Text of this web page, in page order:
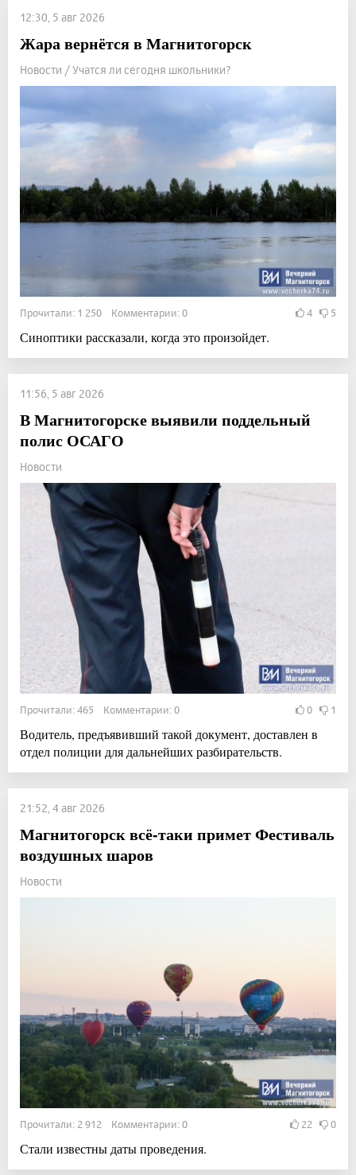
12:30, 5 авг 2026
Жара вернётся в Магнитогорск
Новости / Учатся ли сегодня школьники?
Прочитали: 1 250 Комментарии: 0 4 5
Синоптики рассказали, когда это произойдет.
11:56, 5 авг 2026
В Магнитогорске выявили поддельный
полис ОСАГО
Новости
Прочитали: 465 Комментарии: 0 0 1
Водитель, предъявивший такой документ, доставлен в
отдел полиции для дальнейших разбирательств.
21:52, 4 авг 2026
Магнитогорск всё-таки примет Фестиваль
воздушных шаров
Новости
Прочитали: 2 912 Комментарии: 0 22 0
Стали известны даты проведения.